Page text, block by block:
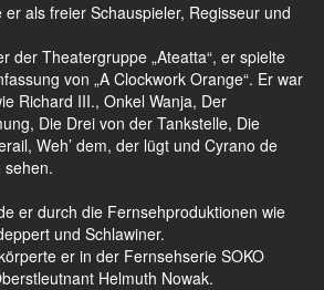
als freier Schauspieler, Regisseur und
der Theatergruppe „Ateatta“, er spielte
von „A Clockwork Orange“. Er war
Richard III., Onkel Wanja, Der
Die Drei von der Tankstelle, Die
Weh’ dem, der lügt und Cyrano de
sehen.
er durch die Fernsehproduktionen wie
und Schlawiner.
er in der Fernsehserie SOKO
Helmuth Nowak.